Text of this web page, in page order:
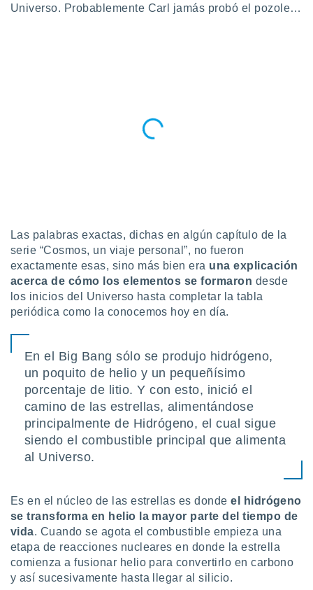
cookies
aceptar
de
sitio
En
el sitio
para
aunque
no
Puedes
acceder a
a
Universo. Probablemente Carl jamás probó el pozole…
Las palabras exactas, dichas en algún capítulo de la
serie “Cosmos, un viaje personal”, no fueron
exactamente esas, sino más bien era una explicación
acerca de cómo los elementos se formaron desde
los inicios del Universo hasta completar la tabla
periódica como la conocemos hoy en día.
En el Big Bang sólo se produjo hidrógeno,
un poquito de helio y un pequeñísimo
porcentaje de litio. Y con esto, inició el
camino de las estrellas, alimentándose
principalmente de Hidrógeno, el cual sigue
siendo el combustible principal que alimenta
al Universo.
Es en el núcleo de las estrellas es dondeel hidrógeno
se transforma en helio la mayor parte del tiempo de
vida. Cuando se agota el combustible empieza una
etapa de reacciones nucleares en donde la estrella
comienza a fusionar helio para convertirlo en carbono
y así sucesivamente hasta llegar al silicio.